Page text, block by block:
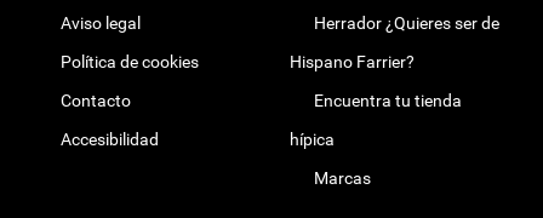
Aviso legal
Política de cookies
Contacto
Accesibilidad
Herrador ¿Quieres ser de
Hispano Farrier?
Encuentra tu tienda
hípica
Marcas